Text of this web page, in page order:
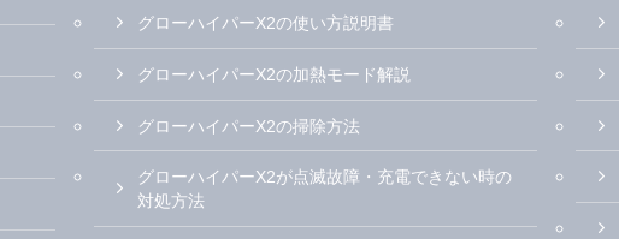
グローハイパーX2の使い方説明書
グローハイパーX2の加熱モード解説
グローハイパーX2の掃除方法
グローハイパーX2が点滅故障・充電できない時の
対処方法